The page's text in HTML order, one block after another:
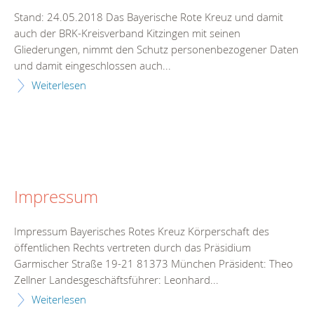
Stand: 24.05.2018 Das Bayerische Rote Kreuz und damit
auch der BRK-Kreisverband Kitzingen mit seinen
Gliederungen, nimmt den Schutz personenbezogener Daten
und damit eingeschlossen auch...
Weiterlesen
Impressum
Impressum Bayerisches Rotes Kreuz Körperschaft des
öffentlichen Rechts vertreten durch das Präsidium
Garmischer Straße 19-21 81373 München Präsident: Theo
Zellner Landesgeschäftsführer: Leonhard...
Weiterlesen